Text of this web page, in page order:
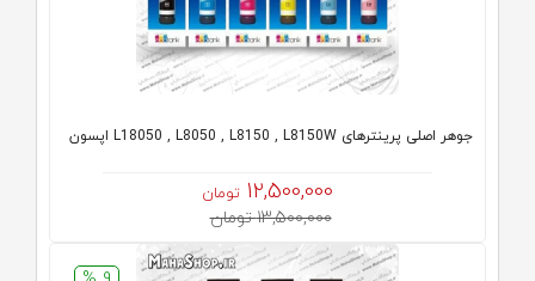
جوهر اصلی پرینترهای L18050 , L8050 , L8150 , L8150W اپسون
12,500,000 تومان
13,500,000 تومان